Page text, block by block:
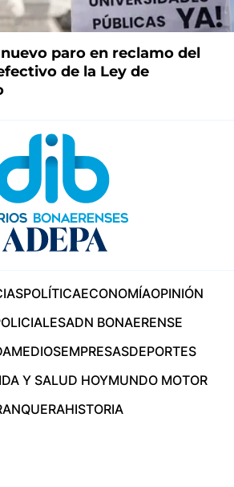
paro en reclamo del
de la Ley de
POLÍTICAECONOMÍAOPINIÓN
ADN BONAERENSE
MEDIOSEMPRESASDEPORTES
Y SALUD HOYMUNDO MOTOR
HISTORIA